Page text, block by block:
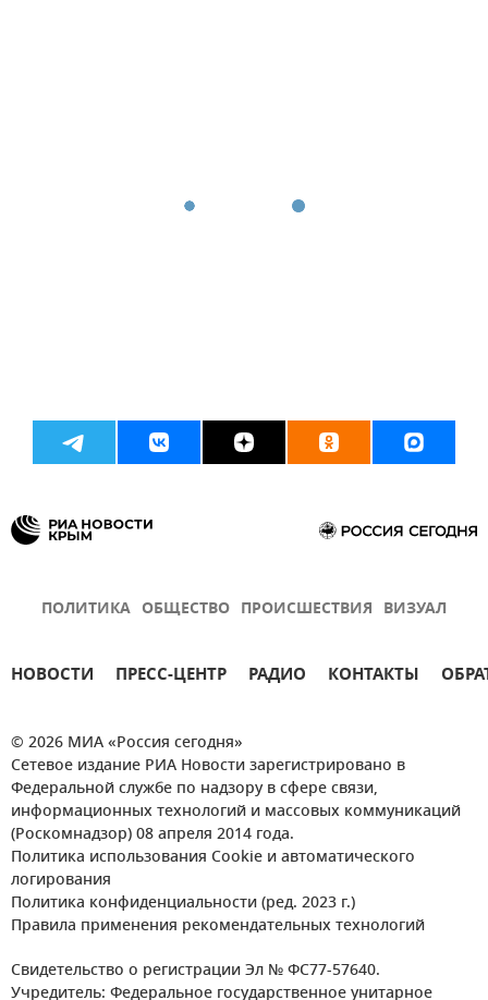
ПОЛИТИКА ОБЩЕСТВО ПРОИСШЕСТВИЯ ВИЗУАЛ
НОВОСТИ ПРЕСС-ЦЕНТР РАДИО КОНТАКТЫ
© 2026 МИА «Россия сегодня»
Сетевое издание РИА Новости зарегистрировано в
Федеральной службе по надзору в сфере связи,
информационных технологий и массовых коммуникаций
(Роскомнадзор) 08 апреля 2014 года.
Политика использования Cookie и автоматического
логирования
Политика конфиденциальности (ред. 2023 г.)
Правила применения рекомендательных технологий
Свидетельство о регистрации Эл № ФС77-57640.
Учредитель: Федеральное государственное унитарное